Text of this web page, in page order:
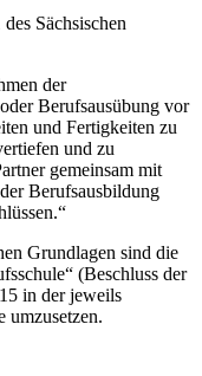
Sächsischen
der
Berufsausübung vor
und Fertigkeiten zu
und zu
gemeinsam mit
Berufsausbildung
Grundlagen sind die
(Beschluss der
in der jeweils
umzusetzen.